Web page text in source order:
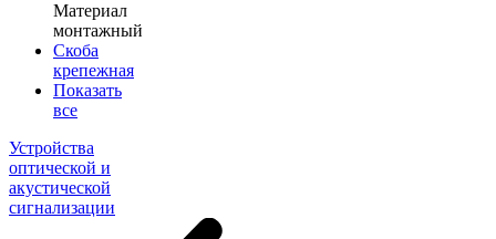
Материал
монтажный
Скоба
крепежная
Показать
все
Устройства
оптической и
акустической
сигнализации